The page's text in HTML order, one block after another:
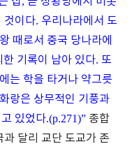
것이다. 우리나라에서 도
때로서 중국 당나라에
한 기록이 남아 있다. 또
는 학을 타거나 약그릇
랑은 상무적인 기풍과
있었다.(p.271)” 종합
과 달리 교단 도교가 존